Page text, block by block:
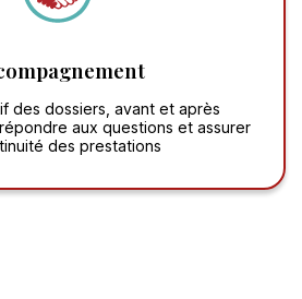
des dossiers, avant et après
aux questions et assurer
des prestations